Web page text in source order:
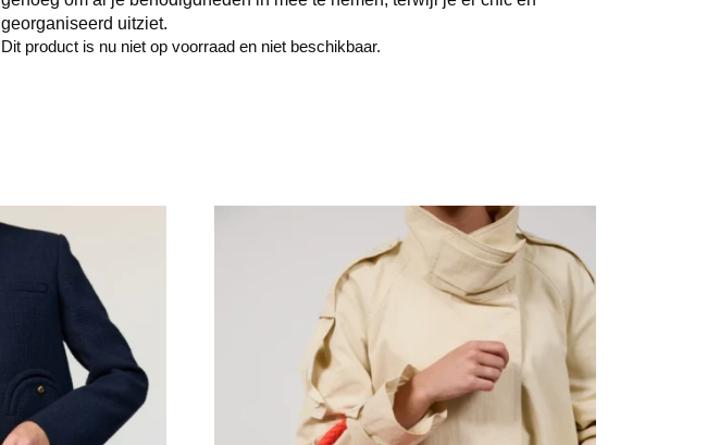
georganiseerd uitziet.
Dit product is nu niet op voorraad en niet beschikbaar.